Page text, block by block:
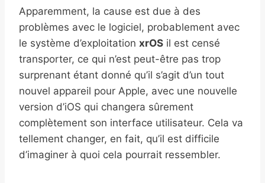
Apparemment, la cause est due à des
problèmes avec le logiciel, probablement avec
le système d’exploitation xrOS il est censé
transporter, ce qui n’est peut-être pas trop
surprenant étant donné qu’il s’agit d’un tout
nouvel appareil pour Apple, avec une nouvelle
version d’iOS qui changera sûrement
complètement son interface utilisateur. Cela va
tellement changer, en fait, qu’il est difficile
d’imaginer à quoi cela pourrait ressembler.